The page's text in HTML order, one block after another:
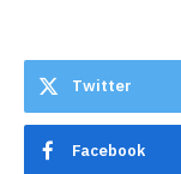
Twitter
Facebook